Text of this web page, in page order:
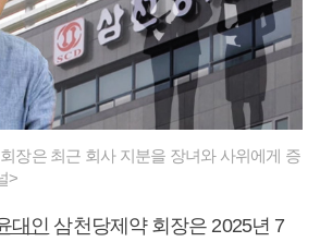
장은 최근 회사 지분을 장녀와 사위에게 증
>
대인 삼천당제약 회장은 2025년 7